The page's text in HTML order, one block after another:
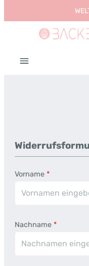
Zum Hauptinhalt
Vorname *
Nachname *